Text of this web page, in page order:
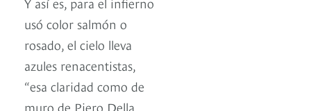
usó color salmón o
rosado, el cielo lleva
azules renacentistas,
“esa claridad como de
muro de Piero Della